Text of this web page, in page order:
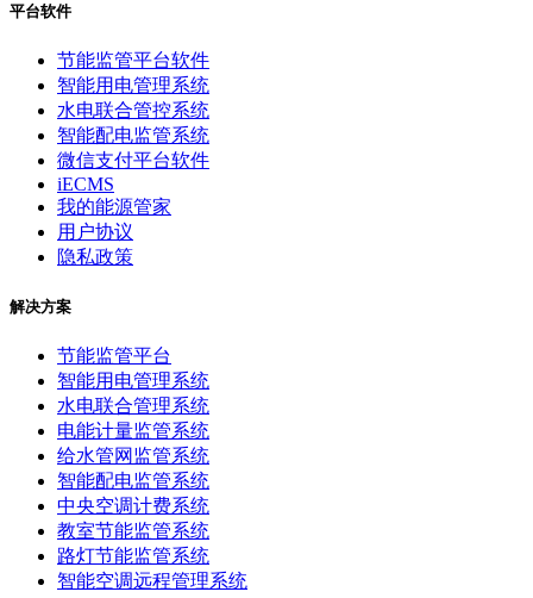
平台软件
节能监管平台软件
智能用电管理系统
水电联合管控系统
智能配电监管系统
微信支付平台软件
iECMS
我的能源管家
用户协议
隐私政策
解决方案
节能监管平台
智能用电管理系统
水电联合管理系统
电能计量监管系统
给水管网监管系统
智能配电监管系统
中央空调计费系统
教室节能监管系统
路灯节能监管系统
智能空调远程管理系统